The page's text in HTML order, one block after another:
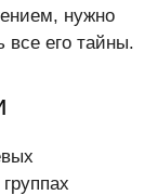
нужно
все его тайны.